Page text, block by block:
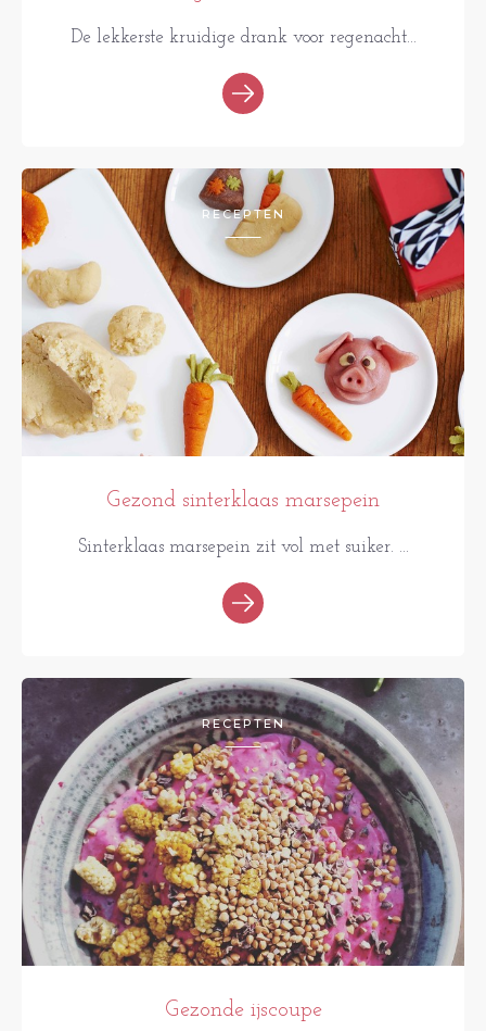
De lekkerste kruidige drank voor regenacht...
RECEPTEN
Gezond sinterklaas marsepein
Sinterklaas marsepein zit vol met suiker. ...
RECEPTEN
Gezonde ijscoupe